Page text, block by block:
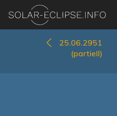
25.06.2951
(partiell)